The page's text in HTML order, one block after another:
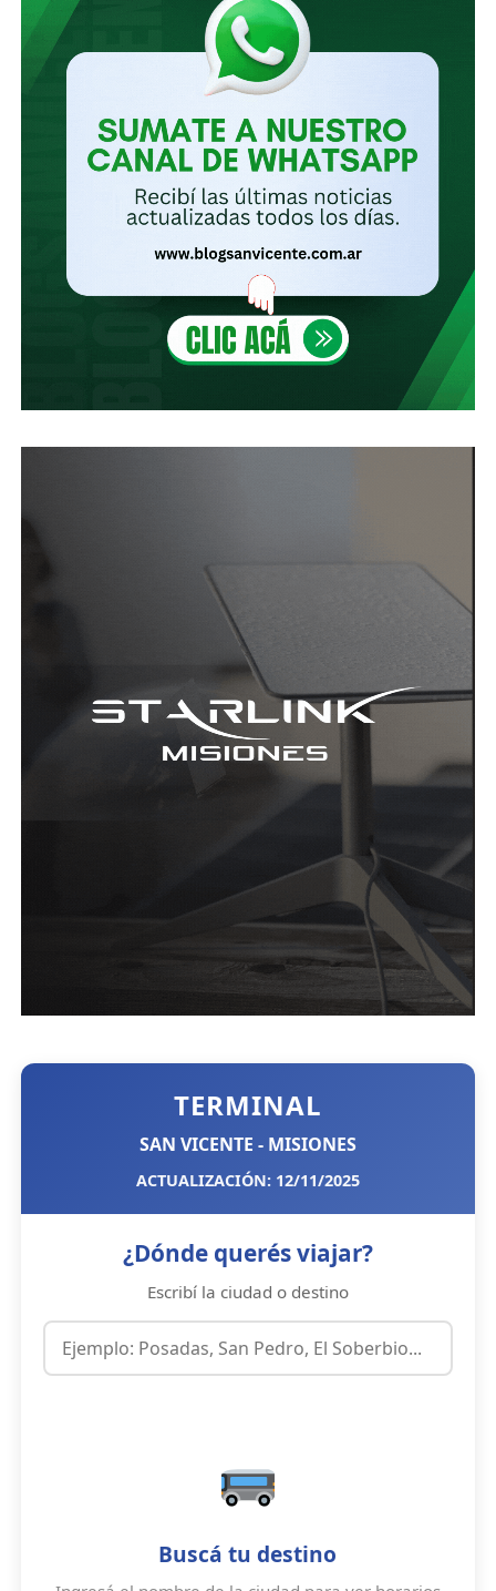
TERMINAL
SAN VICENTE - MISIONES
ACTUALIZACIÓN: 12/11/2025
¿Dónde querés viajar?
Escribí la ciudad o destino
Buscá tu destino